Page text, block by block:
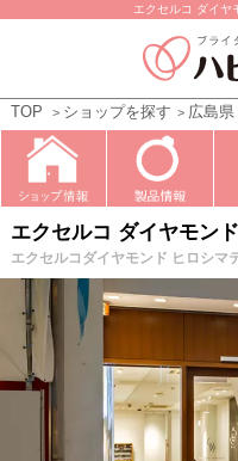
エクセルコ ダイヤ
TOP ショップを探す 広島県
エクセルコ ダイヤモン
エクセルコダイヤモンド ヒロシマ